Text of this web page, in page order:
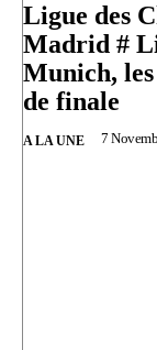
Ligue des
Madrid #
Munich, les
de finale
A LA UNE 7